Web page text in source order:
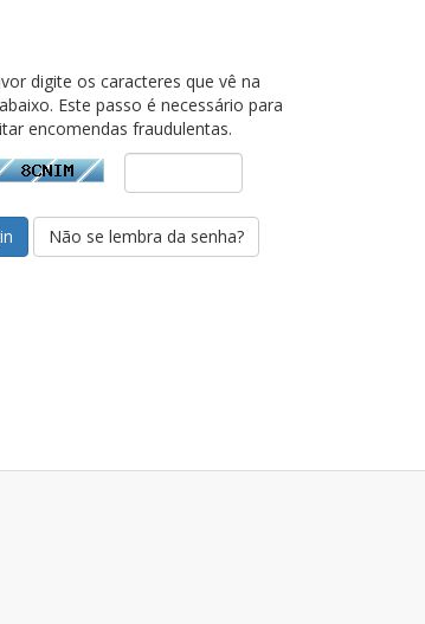
digite os caracteres que vê na
Este passo é necessário para
encomendas fraudulentas.
Não se lembra da senha?